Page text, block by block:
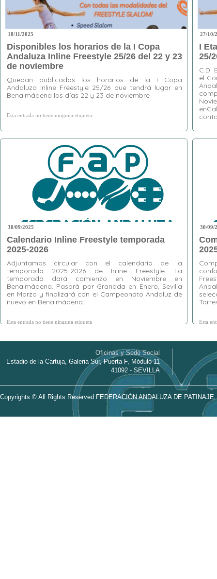
18/11/2025
Disponibles los horarios de la I Copa
Andaluza Inline Freestyle 25/26 del 22 y 23
de noviembre
Quedan publicados los horarios de la I Copa
Andaluza Inline Freestyle 25/26 que tendrá lugar en
Benalmádena los días 22 y 23 de noviembre
Esta entrada no tiene ninguna etiqueta
27/10/
I
25/
C.D.
el
30/09/2025
Calendario Inline Freestyle temporada
2025-2026
Adjuntamos circular con el calendario de la
temporada 2025-2026 de Inline Freestyle. La
temporada dará comienzo en Noviembre en
Benalmádena. Pasará por Granada en Enero, Sevilla
en Marzo y finalizará con el Campeonato Andaluz de
nuevo en Benalmádena.
Esta entrada no tiene ninguna etiqueta
30/09/
Esta
Oficinas y Sede Social
Estadio de la Cartuja, Galeria Sur, Puerta F, Módulo 11
41092 - SEVILLA
Copyrights © All Rights Reserved FEDERACIÓN ANDALUZA DE PATINAJE